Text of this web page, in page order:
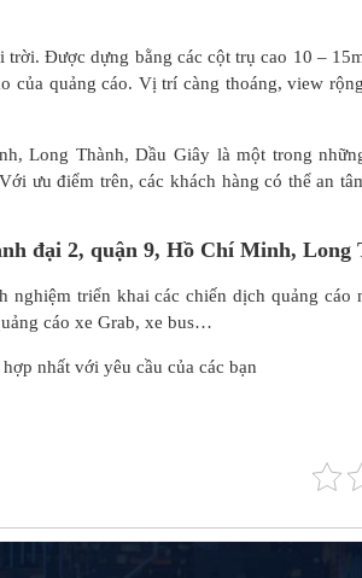
Được dựng bằng các cột trụ cao 10 –
của quảng cáo. Vị trí càng thoáng, view
Long Thành, Dầu Giây là một trong
ưu điểm trên, các khách hàng có thể an
đại 2, quận 9, Hồ Chí Minh, Long
nghiệm triển khai các chiến dịch quảng
cáo xe Grab, xe bus…
nhất với yêu cầu của các bạn